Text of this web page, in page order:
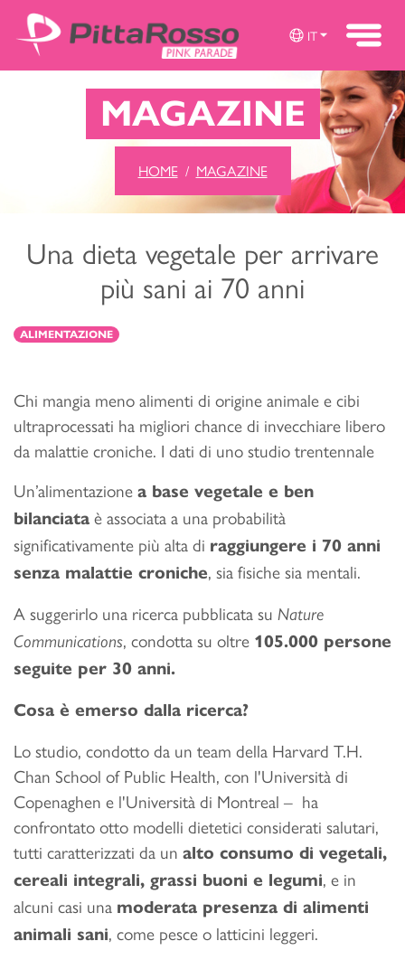
IT
MAGAZINE
HOME MAGAZINE
Una dieta vegetale per arrivare
più sani ai 70 anni
ALIMENTAZIONE
Chi mangia meno alimenti di origine animale e cibi
ultraprocessati ha migliori chance di invecchiare libero
da malattie croniche. I dati di uno studio trentennale
Un’alimentazione a base vegetale e ben
bilanciata è associata a una probabilità
significativamente più alta di raggiungere i 70 anni
senza malattie croniche, sia fisiche sia mentali.
A suggerirlo una ricerca pubblicata su Nature
Communications, condotta su oltre 105.000 persone
seguite per 30 anni.
Cosa è emerso dalla ricerca?
Lo studio, condotto da un team della Harvard T.H.
Chan School of Public Health, con l'Università di
Copenaghen e l'Università di Montreal – ha
confrontato otto modelli dietetici considerati salutari,
tutti caratterizzati da un alto consumo di vegetali,
cereali integrali, grassi buoni e legumi, e in
alcuni casi una moderata presenza di alimenti
animali sani, come pesce o latticini leggeri.